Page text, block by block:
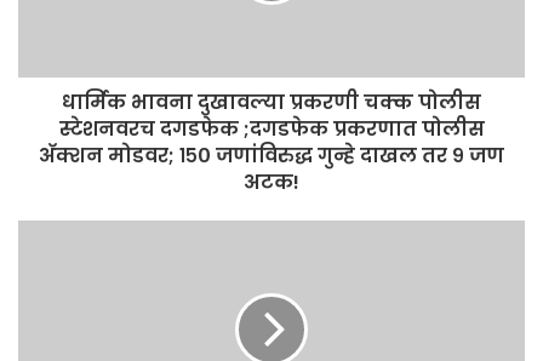
धार्मिक भावना दुखावल्या प्रकरणी चक्क पोलीस
स्टेशनवरच दगडफेक ;दगडफेक प्रकरणात पोलीस
अ‍ॅक्शन मोडवर; १५० जणांविरुद्ध गुन्हे दाखल तर ९ जण
अटक!